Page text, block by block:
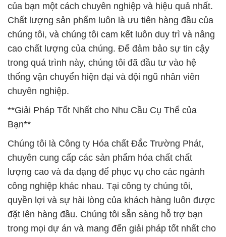
của bạn một cách chuyên nghiệp và hiệu quả nhất.
Chất lượng sản phẩm luôn là ưu tiên hàng đầu của
chúng tôi, và chúng tôi cam kết luôn duy trì và nâng
cao chất lượng của chúng. Để đảm bảo sự tin cậy
trong quá trình này, chúng tôi đã đầu tư vào hệ
thống vận chuyển hiện đại và đội ngũ nhân viên
chuyên nghiệp.
**Giải Pháp Tốt Nhất cho Nhu Cầu Cụ Thể của
Bạn**
Chúng tôi là Công ty Hóa chất Đắc Trường Phát,
chuyên cung cấp các sản phẩm hóa chất chất
lượng cao và đa dạng để phục vụ cho các ngành
công nghiệp khác nhau. Tại công ty chúng tôi,
quyền lợi và sự hài lòng của khách hàng luôn được
đặt lên hàng đầu. Chúng tôi sẵn sàng hỗ trợ bạn
trong mọi dự án và mang đến giải pháp tốt nhất cho